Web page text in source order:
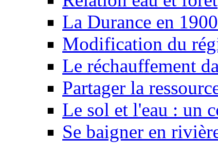
La Durance en 1900
Modification du
Le réchauffement
Partager la
Le sol et l'eau : un
Se baigner en